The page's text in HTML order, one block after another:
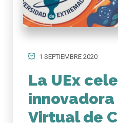
1 SEPTIEMBRE 2020
La UEx
innovadora
Virtual de